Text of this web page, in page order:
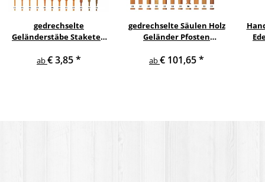
gedrechselte
Geländerstäbe Staketen
Holzstab Treppenstab
ab€ 3,85*
gedrechselte Säulen Holz
Geländer Pfosten
Holzpfosten Holzsäulen
ab€ 101,65*